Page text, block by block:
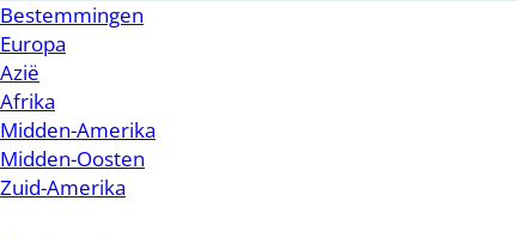
Bestemmingen
Europa
Azië
Afrika
Midden-Amerika
Midden-Oosten
Zuid-Amerika